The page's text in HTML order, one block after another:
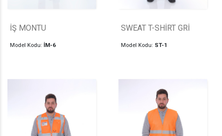
İŞ MONTU
Model Kodu: İM-6
SWEAT T-SHİRT GRİ
Model Kodu: ST-1